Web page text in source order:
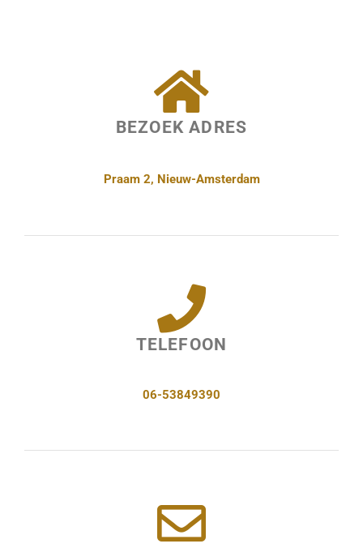
BEZOEK ADRES
Praam 2, Nieuw-Amsterdam
TELEFOON
06-53849390